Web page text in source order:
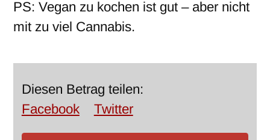
PS: Vegan zu kochen ist gut – aber nicht
mit zu viel Cannabis.
Diesen Betrag teilen:
Facebook
Twitter